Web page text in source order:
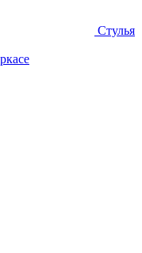
Стулья